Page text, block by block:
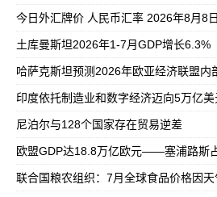
今日外汇牌价 人民币汇率 2026年8月8日
土库曼斯坦2026年1-7月GDP增长6.3%
哈萨克斯坦预测2026年欧亚经济联盟内
印度依托制造业和数字经济迈向5万亿
尼泊尔与128个国家存在贸易逆差
欧盟GDP达18.8万亿欧元——塞浦路斯
联合国粮农组织：7月全球食品价格因